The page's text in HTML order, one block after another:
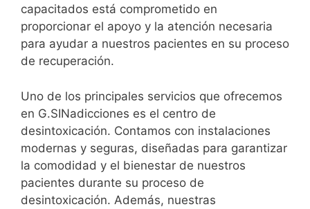
capacitados está comprometido en
proporcionar el apoyo y la atención necesaria
para ayudar a nuestros pacientes en su proceso
de recuperación.
Uno de los principales servicios que ofrecemos
en G.SINadicciones es el centro de
desintoxicación. Contamos con instalaciones
modernas y seguras, diseñadas para garantizar
la comodidad y el bienestar de nuestros
pacientes durante su proceso de
desintoxicación. Además, nuestras